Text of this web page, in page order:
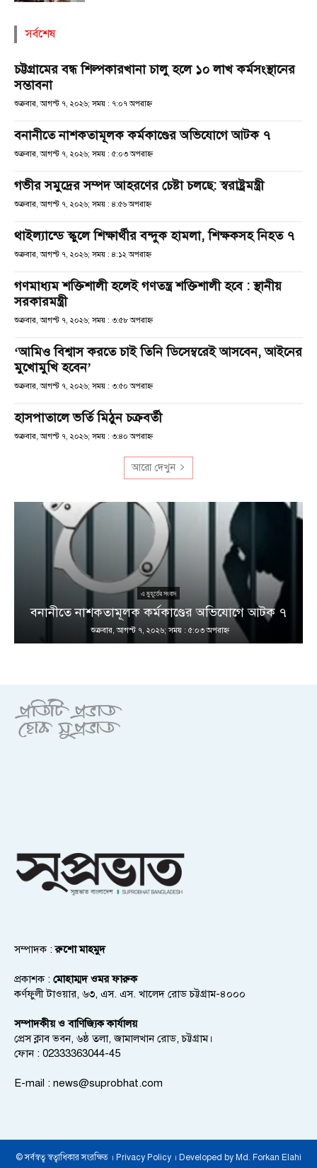
সর্বশেষ
চট্টগ্রামের বন্ধ শিল্পকারখানা চালু হলে ১০ লাখ কর্মসংস্থানের
সম্ভাবনা
শুক্রবার, আগস্ট ৭, ২০২৬; সময় : ৭:০৭ অপরাহ্ণ
বনানীতে নাশকতামূলক কর্মকাণ্ডের অভিযোগে আটক ৭
শুক্রবার, আগস্ট ৭, ২০২৬; সময় : ৫:০৩ অপরাহ্ণ
গভীর সমুদ্রের সম্পদ আহরণের চেষ্টা চলছে: স্বরাষ্ট্রমন্ত্রী
শুক্রবার, আগস্ট ৭, ২০২৬; সময় : ৪:৫৬ অপরাহ্ণ
থাইল্যান্ডে স্কুলে শিক্ষার্থীর বন্দুক হামলা, শিক্ষকসহ নিহত ৭
শুক্রবার, আগস্ট ৭, ২০২৬; সময় : ৪:১২ অপরাহ্ণ
গণমাধ্যম শক্তিশালী হলেই গণতন্ত্র শক্তিশালী হবে : স্থানীয়
সরকারমন্ত্রী
শুক্রবার, আগস্ট ৭, ২০২৬; সময় : ৩:৫৮ অপরাহ্ণ
‘আমিও বিশ্বাস করতে চাই তিনি ডিসেম্বরেই আসবেন, আইনের
মুখোমুখি হবেন’
শুক্রবার, আগস্ট ৭, ২০২৬; সময় : ৩:৫০ অপরাহ্ণ
হাসপাতালে ভর্তি মিঠুন চক্রবর্তী
শুক্রবার, আগস্ট ৭, ২০২৬; সময় : ৩:৪০ অপরাহ্ণ
আরো দেখুন
এ মুহূর্তের সংবাদ
বনানীতে নাশকতামূলক কর্মকাণ্ডের অভিযোগে আটক ৭
শুক্রবার, আগস্ট ৭, ২০২৬; সময় : ৫:০৩ অপরাহ্ণ
সম্পাদক :রুশো মাহমুদ
প্রকাশক : মোহাম্মদ ওমর ফারুক
কর্ণফুলী টাওয়ার, ৬৩, এস. এস. খালেদ রোড চট্টগ্রাম-৪০০০
সম্পাদকীয় ও বাণিজ্যিক কার্যালয়
প্রেস ক্লাব ভবন, ৬ষ্ঠ তলা, জামালখান রোড, চট্টগ্রাম।
ফোন : 02333363044-45
E-mail : news@suprobhat.com
© সর্বস্বত্ব স্বত্বাধিকার সংরক্ষিত । Privacy Policy । Developed by Md. Forkan Elahi